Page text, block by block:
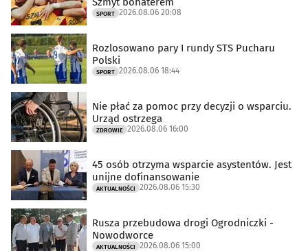
SPORT 2026.08.06 20:08
Rozlosowano pary I rundy STS Pucharu
Polski
SPORT 2026.08.06 18:44
Nie płać za pomoc przy decyzji o wsparciu.
Urząd ostrzega
ZDROWIE 2026.08.06 16:00
45 osób otrzyma wsparcie asystentów. Jest
unijne dofinansowanie
AKTUALNOŚCI 2026.08.06 15:30
Rusza przebudowa drogi Ogrodniczki -
Nowodworce
AKTUALNOŚCI 2026.08.06 15:00